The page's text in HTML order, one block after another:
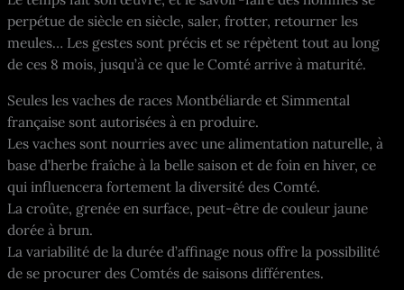
perpétue de siècle en siècle, saler, frotter, retourner les
meules… Les gestes sont précis et se répètent tout au long
de ces 8 mois, jusqu’à ce que le Comté arrive à maturité.
Seules les vaches de races Montbéliarde et Simmental
française sont autorisées à en produire.
Les vaches sont nourries avec une alimentation naturelle, à
base d’herbe fraîche à la belle saison et de foin en hiver, ce
qui influencera fortement la diversité des Comté.
La croûte, grenée en surface, peut-être de couleur jaune
dorée à brun.
La variabilité de la durée d’affinage nous offre la possibilité
de se procurer des Comtés de saisons différentes.